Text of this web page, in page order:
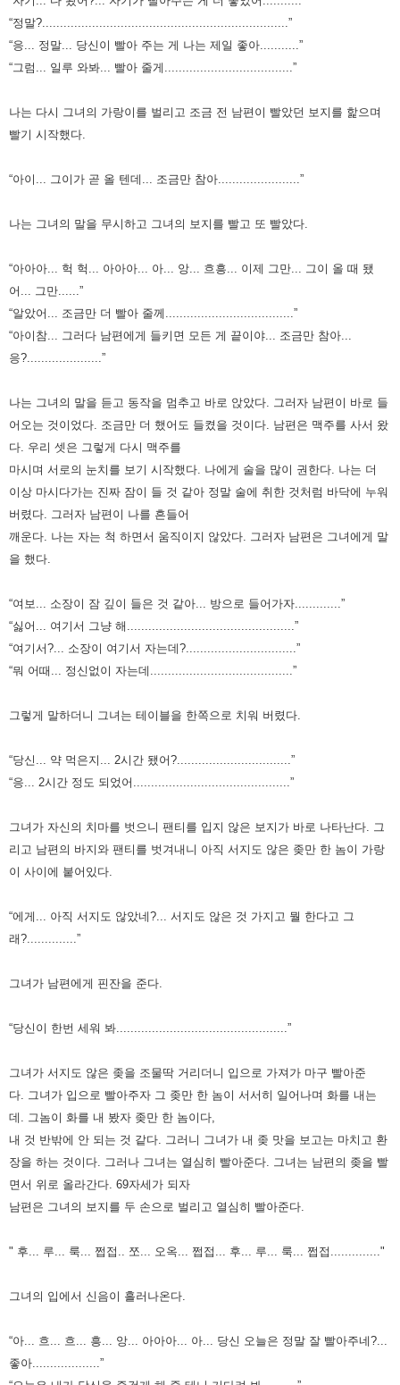
“정말?.....................................................................”
“응... 정말... 당신이 빨아 주는 게 나는 제일 좋아...........”
“그럼... 일루 와봐... 빨아 줄게....................................”
나는 다시 그녀의 가랑이를 벌리고 조금 전 남편이 빨았던 보지를 핥으며
빨기 시작했다.
“아이... 그이가 곧 올 텐데... 조금만 참아.......................”
나는 그녀의 말을 무시하고 그녀의 보지를 빨고 또 빨았다.
“아아아... 헉 헉... 아아아... 아... 앙... 흐흥... 이제 그만... 그이 올 때 됐
어... 그만......”
“알았어... 조금만 더 빨아 줄께....................................”
“아이참... 그러다 남편에게 들키면 모든 게 끝이야... 조금만 참아...
응?.....................”
나는 그녀의 말을 듣고 동작을 멈추고 바로 앉았다. 그러자 남편이 바로 들
어오는 것이었다. 조금만 더 했어도 들켰을 것이다. 남편은 맥주를 사서 왔
다. 우리 셋은 그렇게 다시 맥주를
마시며 서로의 눈치를 보기 시작했다. 나에게 술을 많이 권한다. 나는 더
이상 마시다가는 진짜 잠이 들 것 같아 정말 술에 취한 것처럼 바닥에 누워
버렸다.
그러자 남편이 나를 흔들어
깨운다. 나는 자는 척 하면서 움직이지 않았다. 그러자 남편은 그녀에게 말
을 했다.
“여보... 소장이 잠 깊이 들은 것 같아... 방으로 들어가자.............”
“싫어... 여기서 그냥 해...............................................”
“여기서?... 소장이 여기서 자는데?...............................”
“뭐 어때... 정신없이 자는데........................................”
그렇게 말하더니 그녀는 테이블을 한쪽으로 치워 버렸다.
“당신... 약 먹은지... 2시간 됐어?................................”
“응... 2시간 정도 되었어............................................”
그녀가 자신의 치마를 벗으니 팬티를 입지 않은 보지가 바로 나타난다.
그
리고 남편의 바지와 팬티를 벗겨내니 아직 서지도 않은 좆만 한 놈이 가랑
이 사이에 붙어있다.
“에게... 아직 서지도 않았네?... 서지도 않은 것 가지고 뭘 한다고 그
래?..............”
그녀가 남편에게 핀잔을 준다.
“당신이 한번 세워 봐................................................”
그녀가 서지도 않은 좆을 조물딱 거리더니 입으로 가져가 마구 빨아준
다.
그녀가 입으로 빨아주자 그 좆만 한 놈이 서서히 일어나며 화를 내는
데. 그놈이 화를 내 봤자 좆만 한 놈이다,
내 것 반밖에 안 되는 것 같다. 그러니 그녀가 내 좆 맛을 보고는 마치고 환
장을 하는 것이다.
그러나 그녀는 열심히 빨아준다. 그녀는 남편의 좆을 빨
면서 위로 올라간다. 69자세가 되자
남편은 그녀의 보지를 두 손으로 벌리고 열심히 빨아준다.
" 후... 루... 룩... 쩝접.. 쪼... 오옥... 쩝접... 후... 루... 룩... 쩝접.............."
그녀의 입에서 신음이 흘러나온다.
“아... 흐... 흐... 흥... 앙... 아아아... 아... 당신 오늘은 정말 잘 빨아주네?...
좋아...................”